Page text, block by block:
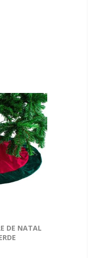
DE NATAL